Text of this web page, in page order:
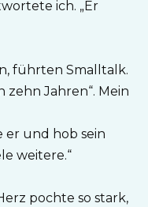
ich. „Er
führten Smalltalk.
zehn Jahren“. Mein
er und hob sein
weitere.“
pochte so stark,